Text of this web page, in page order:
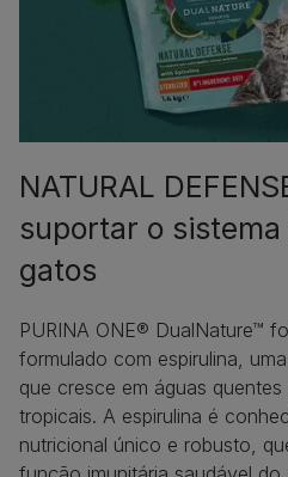
NATURAL
suportar o
gatos
PURINA ONE® DualNature™
formulado com espirulina,
que cresce em águas
tropicais. A espirulina é
nutricional único e robusto,